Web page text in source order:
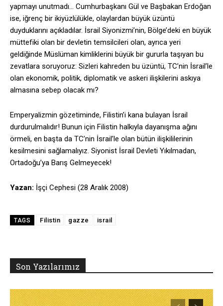
yapmayı unutmadı… Cumhurbaşkanı Gül ve Başbakan Erdoğan
ise, iğrenç bir ikiyüzlülükle, olaylardan büyük üzüntü
duyduklarını açıkladılar. İsrail Siyonizmi’nin, Bölge’deki en büyük
müttefiki olan bir devletin temsilcileri olan, ayrıca yeri
geldiğinde Müslüman kimliklerini büyük bir gururla taşıyan bu
zevatlara soruyoruz: Sizleri kahreden bu üzüntü, TC’nin İsrail’le
olan ekonomik, politik, diplomatik ve askeri ilişkilerini askıya
almasına sebep olacak mı?
Emperyalizmin gözetiminde, Filistin’i kana bulayan İsrail
durdurulmalıdır! Bunun için Filistin halkıyla dayanışma ağını
örmeli, en başta da TC’nin İsrail’le olan bütün ilişkililerinin
kesilmesini sağlamalıyız. Siyonist İsrail Devleti Yıkılmadan,
Ortadoğu’ya Barış Gelmeyecek!
Yazan: İşçi Cephesi (28 Aralık 2008)
TAGS Filistin gazze israil
Son Yazılarımız